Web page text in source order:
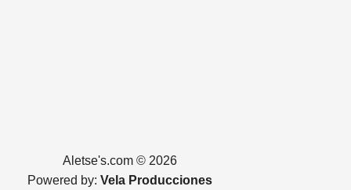
Aletse's.com © 2026
Powered by: Vela Producciones